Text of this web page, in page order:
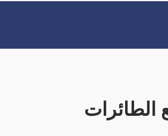
الطائرات